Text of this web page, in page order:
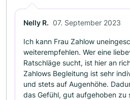
Nelly R. 07. September 2023
Ich kann Frau Zahlow
weiterempfehlen. Wer eine
Ratschläge sucht, ist hier an
Zahlows Begleitung ist sehr
und stets auf Augenhöhe.
das Gefühl, gut aufgehoben zu